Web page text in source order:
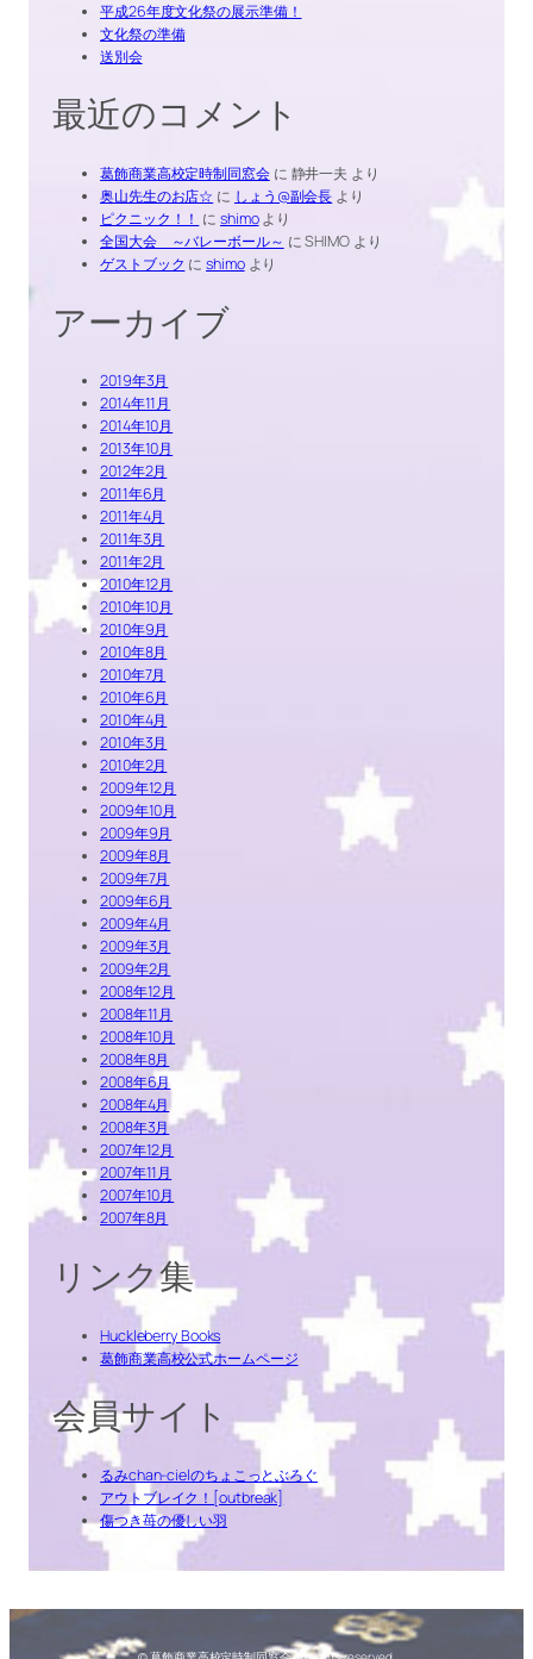
平成26年度文化祭の展示準備！
文化祭の準備
送別会
最近のコメント
葛飾商業高校定時制同窓会に 静井一夫 より
奥山先生のお店☆ に しょう@副会長 より
ピクニック！！ にshimoより
全国大会 ～バレーボール～ にSHIMOより
ゲストブック にshimoより
アーカイブ
2019年3月
2014年11月
2014年10月
2013年10月
2012年2月
2011年6月
2011年4月
2011年3月
2011年2月
2010年12月
2010年10月
2010年9月
2010年8月
2010年7月
2010年6月
2010年4月
2010年3月
2010年2月
2009年12月
2009年10月
2009年9月
2009年8月
2009年7月
2009年6月
2009年4月
2009年3月
2009年2月
2008年12月
2008年11月
2008年10月
2008年8月
2008年6月
2008年4月
2008年3月
2007年12月
2007年11月
2007年10月
2007年8月
リンク集
Huckleberry Books
葛飾商業高校公式ホームページ
会員サイト
るみchan-cielのちょこっとぶろぐ
アウトブレイク！[outbreak]
傷つき苺の優しい羽